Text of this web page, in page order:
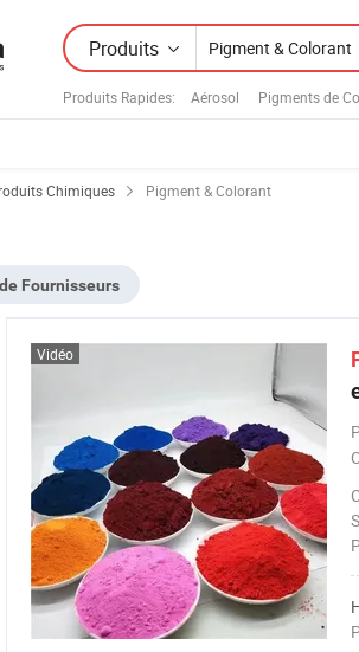
Produits
Produits Rapides: Aérosol Pigments de
Chimiques Pigment & Colorant
Fournisseurs
Vidéo